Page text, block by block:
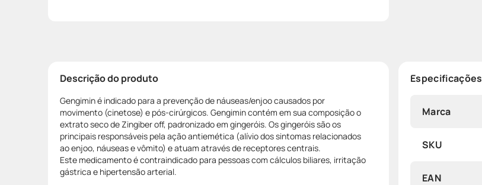
Descrição do produto
Gengimin é indicado para a prevenção de náuseas/enjoo causados por
movimento (cinetose) e pós-cirúrgicos. Gengimin contém em sua composição o
extrato seco de Zingiber off, padronizado em gingeróis. Os gingeróis são os
principais responsáveis pela ação antiemética (alívio dos sintomas relacionados
ao enjoo, náuseas e vômito) e atuam através de receptores centrais.
Este medicamento é contraindicado para pessoas com cálculos biliares, irritação
gástrica e hipertensão arterial.
Especificações
Marca
SKU
EAN